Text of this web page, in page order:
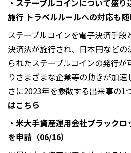
・ステーブルコインについて盛
施行 トラベルルールへの対応も随
ステーブルコインを電子決済手段
決済法が施行され、日本円などの
られたステーブルコインの発行が
りさまざまな企業等の動きが加
さに2023年を象徴する出来事の1
はこちら
・米大手資産運用会社ブラック
を申請（06/16）